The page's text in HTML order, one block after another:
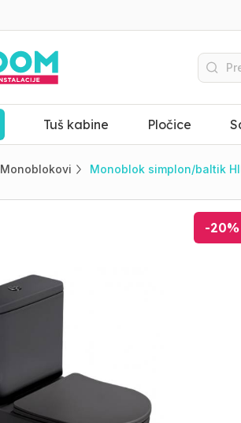
Tuš kabine Pločice
Monoblokovi Monoblok simplon/baltik
-20%